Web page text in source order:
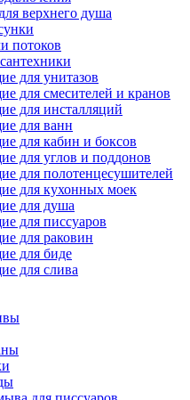
верхнего душа
потоков
для унитазов
для смесителей и кранов
для инсталляций
для ванн
для кабин и боксов
для углов и поддонов
для полотенцесушителей
для кухонных моек
для душа
для писсуаров
для раковин
для биде
для слива